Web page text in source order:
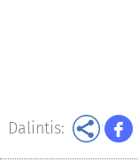
Dalintis: